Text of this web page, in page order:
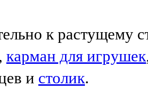
к растущему
, карман для игрушек
и столик.